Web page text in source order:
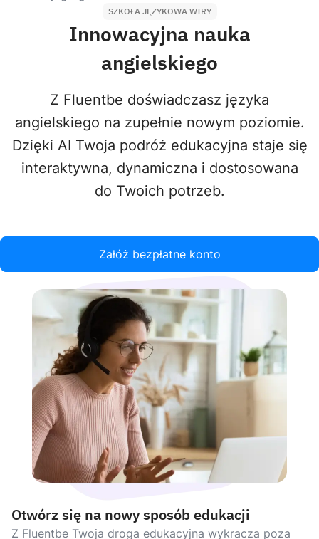
SZKOŁA JĘZYKOWA WIRY
Innowacyjna nauka
angielskiego
Z Fluentbe doświadczasz języka
angielskiego na zupełnie nowym poziomie.
Dzięki AI Twoja podróż edukacyjna staje się
interaktywna, dynamiczna i dostosowana
do Twoich potrzeb.
Załóż bezpłatne konto
Otwórz się na nowy sposób edukacji
Z Fluentbe Twoja droga edukacyjna wykracza poza